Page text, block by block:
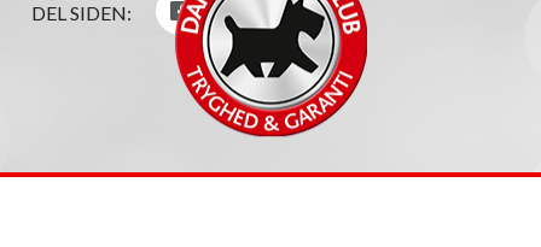
DEL SIDEN: